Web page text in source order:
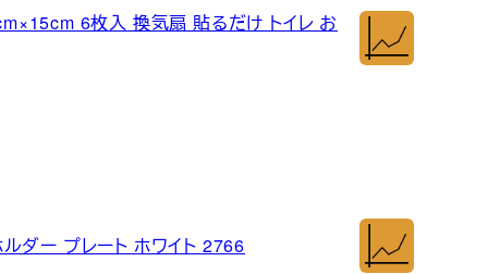
6枚入 換気扇 貼るだけ トイレ お
ダー プレート ホワイト 2766